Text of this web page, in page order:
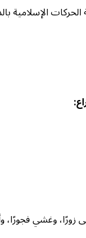
الإسلامية
وغشي فجورًا،